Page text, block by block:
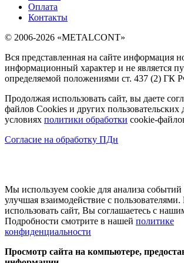
Оплата
Контакты
© 2006-2026 «METALCONT»
Вся представленная на сайте информация
информационный характер и не является
определяемой положениями ст. 437 (2) ГК
Продолжая использовать сайт, вы даете
файлов Cookies и других пользовательских
условиях политики обработки cookie-
Согласие на обработку ПДн
Мы используем cookie для анализа событий
улучшая взаимодействие с
использовать сайт, Вы соглашаетесь с
Подробности смотрите в нашей политике
конфиденциальности
Просмотр сайта на компьютере,